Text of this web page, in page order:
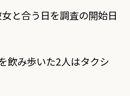
と合う日を調査の開始日
飲み歩いた2人はタクシ